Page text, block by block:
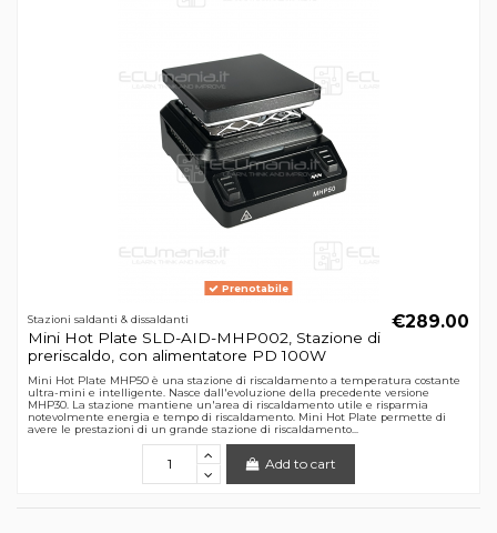
Prenotabile
Stazioni saldanti & dissaldanti
Mini Hot Plate SLD-AID-MHP002, Stazione di
preriscaldo, con alimentatore PD 100W
€289.00
Mini Hot Plate MHP50 è una stazione di riscaldamento a temperatura costante
ultra-mini e intelligente. Nasce dall'evoluzione della precedente versione
MHP30. La stazione mantiene un'area di riscaldamento utile e risparmia
notevolmente energia e tempo di riscaldamento. Mini Hot Plate permette di
avere le prestazioni di un grande stazione di riscaldamento...
Add to cart